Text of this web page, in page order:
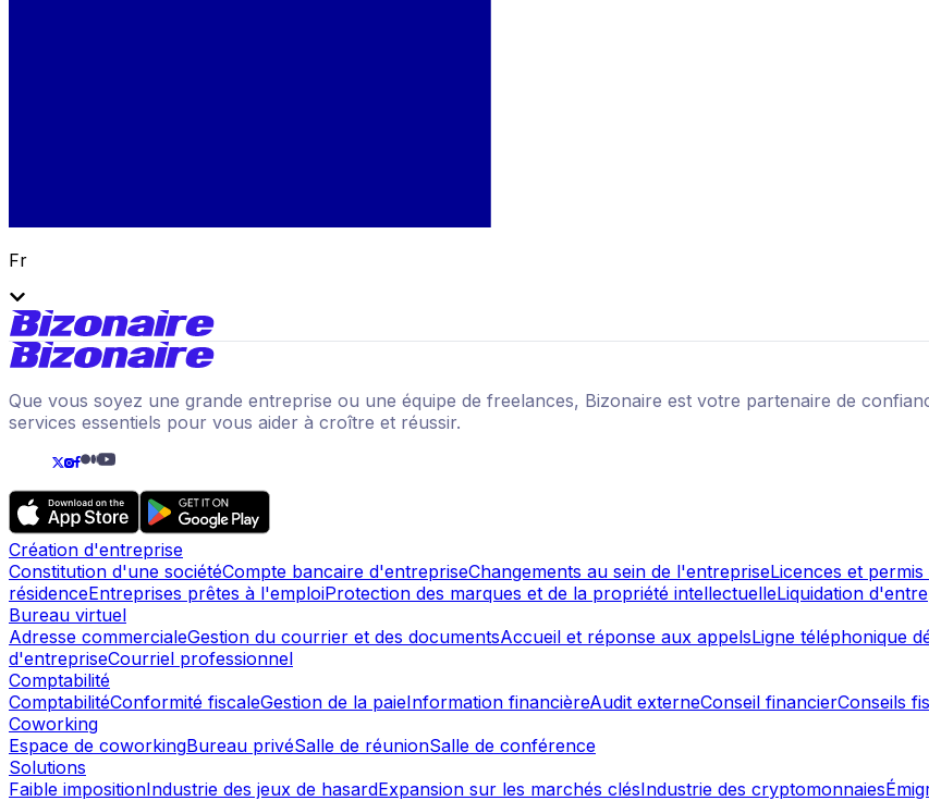
Fr
Que vous soyez une grande entreprise ou une équipe de freelances, Bizonaire est votre partenaire de
services essentiels pour vous aider à croître et réussir.
Création d'entreprise
Constitution d'une sociétéCompte bancaire d'entrepriseChangements au sein de l'entrepriseLicences et
résidenceEntreprises prêtes à l'emploiProtection des marques et de la propriété intellectuelleLiquidation
Bureau virtuel
Adresse commercialeGestion du courrier et des documentsAccueil et réponse aux appelsLigne téléphonique
d'entrepriseCourriel professionnel
Comptabilité
ComptabilitéConformité fiscaleGestion de la paieInformation financièreAudit externeConseil financierConseils
Coworking
Espace de coworkingBureau privéSalle de réunionSalle de conférence
Solutions
Faible impositionIndustrie des jeux de hasardExpansion sur les marchés clésIndustrie des cryptomonnaies